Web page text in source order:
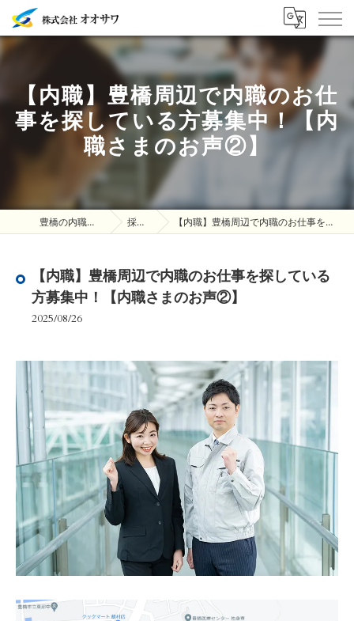
【内職】豊橋周辺で内職のお仕
事を探している方募集中！【内
職さまのお声②】
豊橋の内職は株式会社オオサワ 採用ブログ 【内職】豊橋周辺で内職のお仕事を探している方募集中！【内職さまのお声②】
【内職】豊橋周辺で内職のお仕事を探している
方募集中！【内職さまのお声②】
2025/08/26